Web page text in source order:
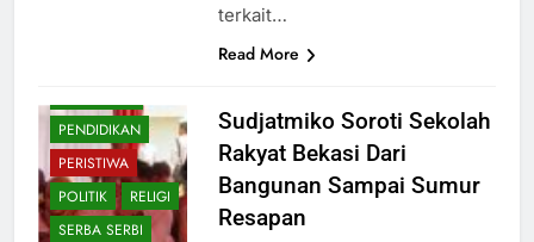
terkait…
Read More
PENDIDIKAN
PERISTIWA
POLITIK
RELIGI
SERBA SERBI
Sudjatmiko Soroti Sekolah
Rakyat Bekasi Dari
Bangunan Sampai Sumur
Resapan